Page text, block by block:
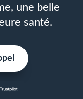
une belle
santé.